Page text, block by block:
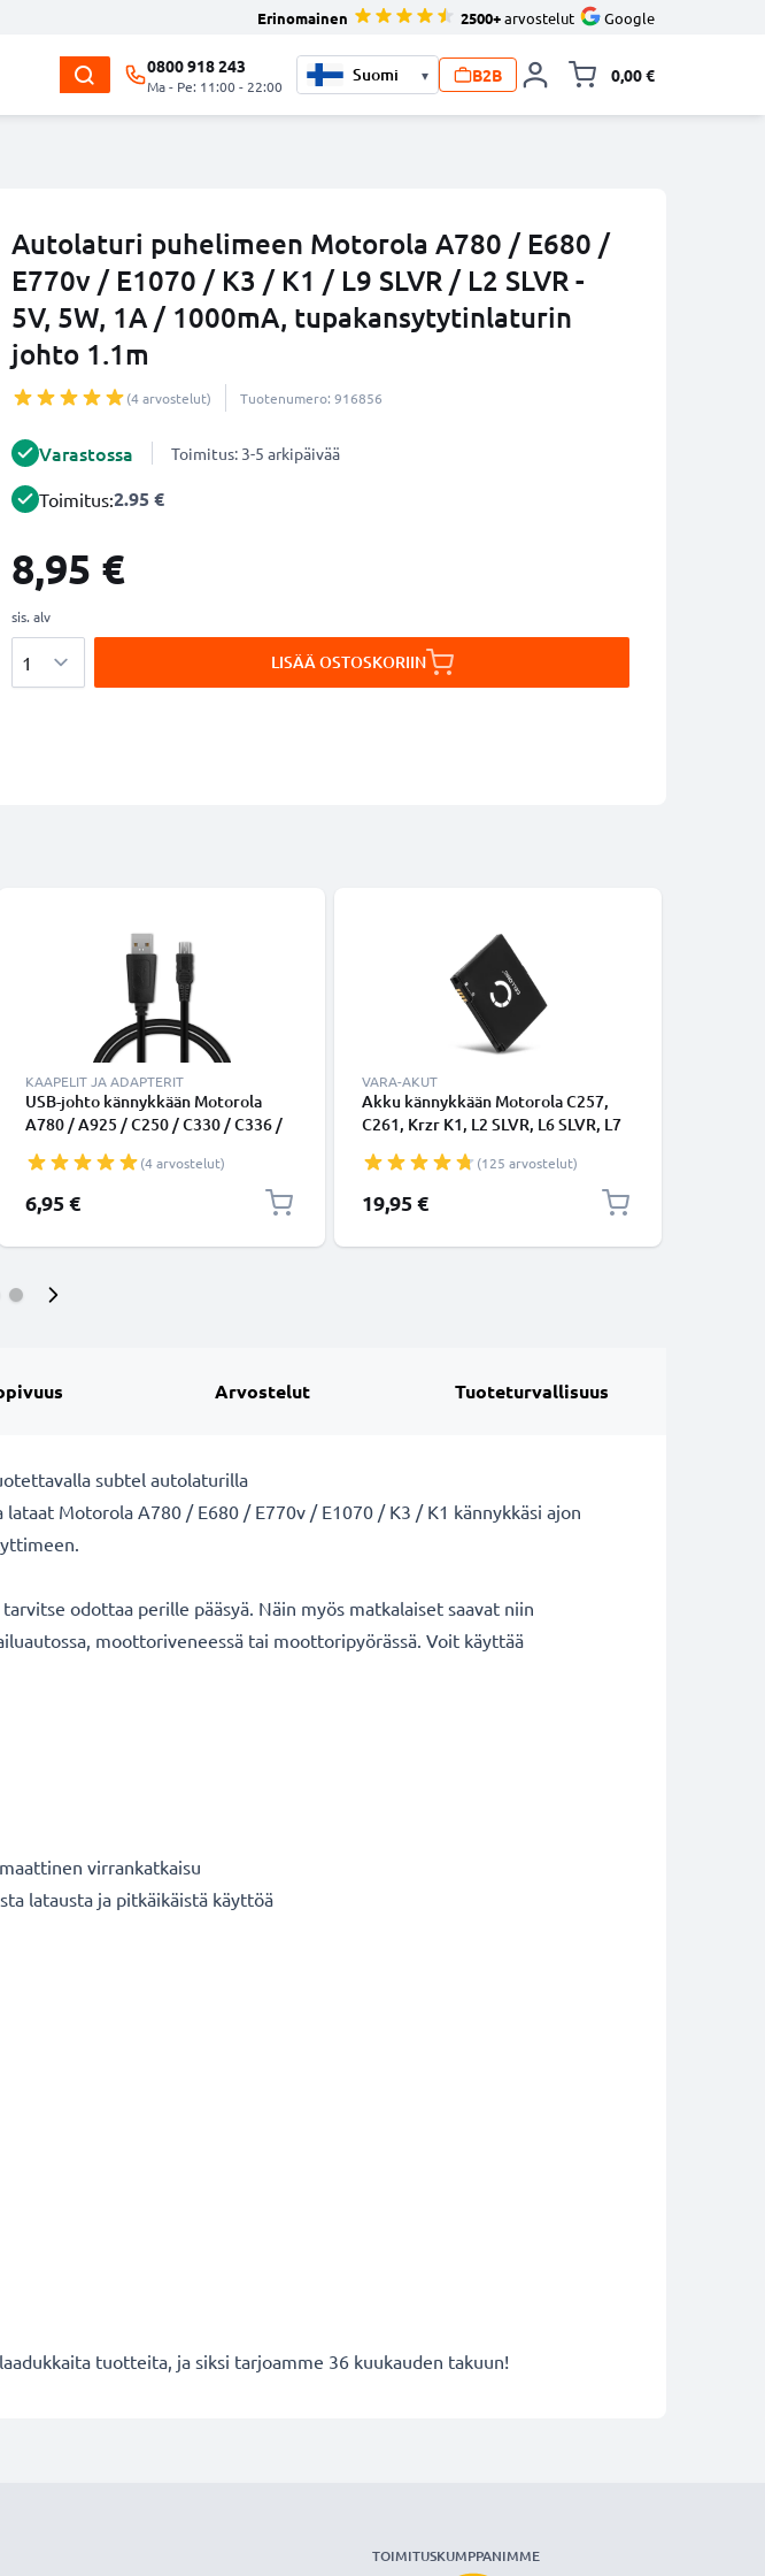
Erinomainen 2500+arvostelut Google
0800 918 243
Ma - Pe: 11:00 - 22:00
▾ B2B 0,00 €
Autolaturi puhelimeen Motorola A780 / E680 /
E770v / E1070 / K3 / K1 / L9 SLVR / L2 SLVR -
5V, 5W, 1A / 1000mA, tupakansytytinlaturin
johto 1.1m
(4 arvostelut) Tuotenumero: 916856
Varastossa Toimitus: 3-5 arkipäivää
Toimitus:2.95 €
8,95 €
sis. alv
LISÄÄ OSTOSKORIIN
KAAPELIT JA ADAPTERIT
USB-johto kännykkään Motorola
A780 / A925 / C250 / C330 / C336 /
Mini USB, 1A, 1m latausjohto. Musta
PVC datakaapeli
(4 arvostelut)
6,95 €
VARA-AKUT
Akku kännykkään Motorola C257,
C261, Krzr K1, L2 SLVR, L6 SLVR, L7
BC50, 750mAh, 3.7V vaihtoakku
(125 arvostelut)
19,95 €
Arvostelut Tuoteturvallisuus
subtel autolaturilla
Motorola A780 / E680 / E770v / E1070 / K3 / K1 kännykkäsi ajon
odottaa perille pääsyä. Näin myös matkalaiset saavat niin
moottoriveneessä tai moottoripyörässä. Voit käyttää
virrankatkaisu
latausta ja pitkäikäistä käyttöä
tuotteita, ja siksi tarjoamme 36 kuukauden takuun!
TOIMITUSKUMPPANIMME